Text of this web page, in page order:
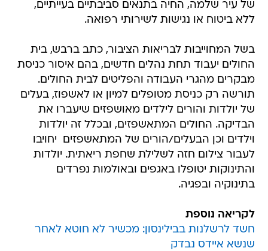
של עיר שלמה, החיה בתנאים סביבתיים בעייתיים,
ללא ביטוח או נגישות לשירותי רפואה.
בשל המחוייבות לבריאות הציבור, כתב ברבש, בית
החולים יעבוד תחת נהלים חדשים, בהם איסור כניסת
מבקרים מהגרי העבודה והפליטים לבית החולים.
תורשה רק כניסת מטופלים למיון או לאשפוז, בעלים
של יולדות והורים לילדים מאושפזים שיעברו את
הבדיקה. החולים המתאשפזים, ובכלל זה יולדות
וילדים וכן הבעלים/הורים של המתאשפזים  יחויבו
לעבור צילום חזה לשלילת שחפת ריאתית. יולדות
והתינוקות יטופלו באגפים ובאולמות נפרדים
בתינוקיה ובפגיה.
לקריאה נוספת
חשד לרשלנות בבילינסון: מכשיר לא חוטא לאחר
שנשא איידס נבדק